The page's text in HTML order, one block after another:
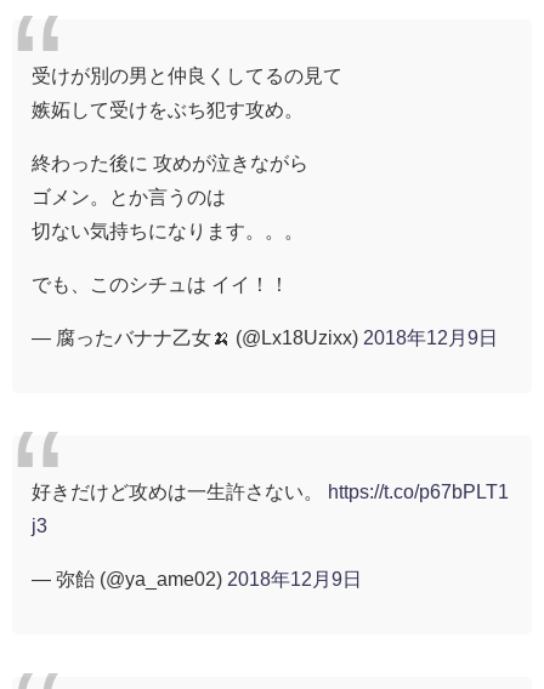
受けが別の男と仲良くしてるの見て
嫉妬して受けをぶち犯す攻め。
終わった後に 攻めが泣きながら
ゴメン。とか言うのは
切ない気持ちになります。。。
でも、このシチュは イイ！！
— 腐ったバナナ乙女🍌 (@Lx18Uzixx) 2018年12月9日
好きだけど攻めは一生許さない。
https://t.co/p67bPLT1
j3
— 弥飴 (@ya_ame02) 2018年12月9日